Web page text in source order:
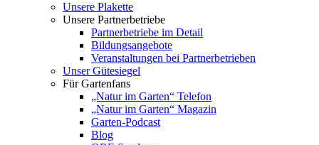
Unsere Plakette
Unsere Partnerbetriebe
Partnerbetriebe im Detail
Bildungsangebote
Veranstaltungen bei Partnerbetrieben
Unser Gütesiegel
Für Gartenfans
„Natur im Garten“ Telefon
„Natur im Garten“ Magazin
Garten-Podcast
Blog